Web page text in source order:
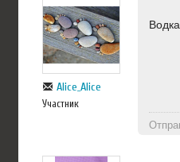
Alice_Alice
Участник